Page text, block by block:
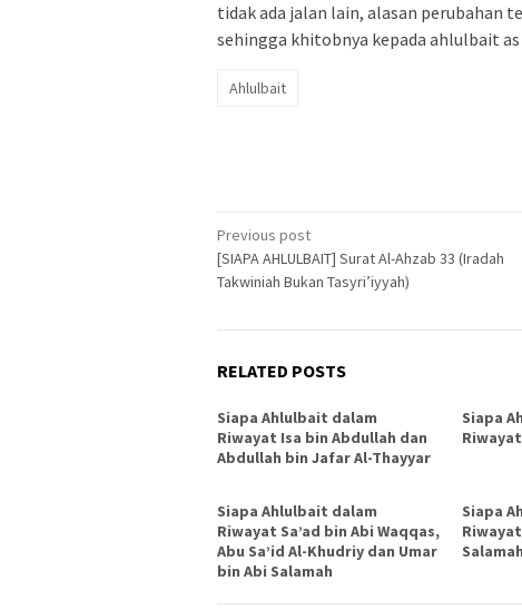
tidak ada jalan lain, alasan perubahan
sehingga khitobnya kepada ahlulbait
Ahlulbait
Post
navigation
Previous post
[SIAPA AHLULBAIT] Surat Al-Ahzab 33 (Iradah
Takwiniah Bukan Tasyri’iyyah)
RELATED POSTS
Siapa Ahlulbait dalam
Riwayat Isa bin Abdullah dan
Abdullah bin Jafar Al-Thayyar
Siapa
Riwayat
Siapa Ahlulbait dalam
Riwayat Sa’ad bin Abi Waqqas,
Abu Sa’id Al-Khudriy dan Umar
bin Abi Salamah
Siapa